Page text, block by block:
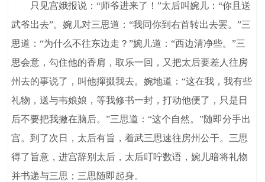
只见宫娥报说：“师爷进来了！”太后叫婉儿：“你且送
武爷出去”。婉儿对三思道：“我同你到右首转出去罢。”三
思道：“为什么不往东边走？”婉儿道：“西边清净些。”三
思会意，勾住他的香肩，取乐一回，又把太后要差人往房
州去的事说了，叫他撺掇我去。婉地道：“这在我，我有些
礼物，送与韦娘娘，等我修书一封，打动他便了，只是日
后不要把我撇在脑后。”三思道：“这个自然。”随即分手出
宫。到了次日，太后有旨，着武三思速往房州公干。三思
得了旨意，进宫辞别太后，太后叮咛数语，婉儿暗将礼物
并书递与三思；三思随即起身。